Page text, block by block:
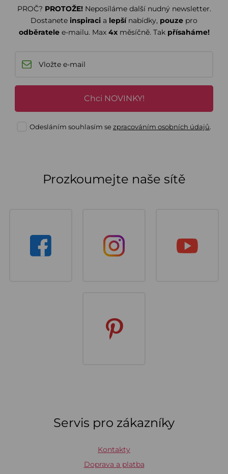
PROČ? PROTOŽE! Neposíláme další nudný newsletter.
Dostanete inspiraci a lepšínabídky, pouze pro
odběratelee-mailu. Max 4xměsíčně. Tak přísaháme!
Chci NOVINKY!
Odesláním souhlasím sezpracováním osobních údajů.
Prozkoumejte naše sítě
Servis pro zákazníky
Kontakty
Doprava a platba